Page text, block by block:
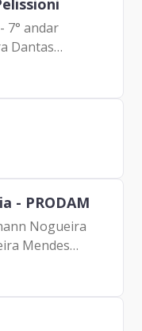
7° andar
Dantas
Carlos
Alberto da
- PRODAM
Nogueira
Mendes
Antonio
Carolina